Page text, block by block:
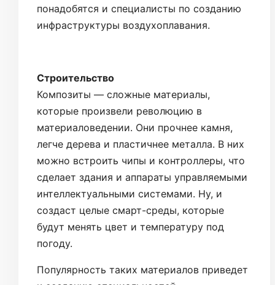
понадобятся и специалисты по созданию
инфраструктуры воздухоплавания.
Строительство
Композиты — сложные материалы,
которые произвели революцию в
материаловедении. Они прочнее камня,
легче дерева и пластичнее металла. В них
можно встроить чипы и контроллеры, что
сделает здания и аппараты управляемыми
интеллектуальными системами. Ну, и
создаст целые смарт-среды, которые
будут менять цвет и температуру под
погоду.
Популярность таких материалов приведет